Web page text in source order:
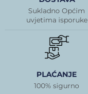
Sukladno Općim
uvjetima isporuke
PLAĆANJE
100% sigurno